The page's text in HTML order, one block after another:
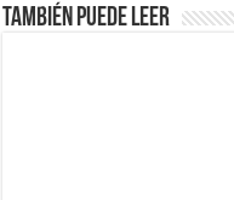
También puede leer